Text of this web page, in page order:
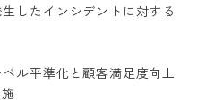
したインシデントに対する
ル平準化と顧客満足度向上